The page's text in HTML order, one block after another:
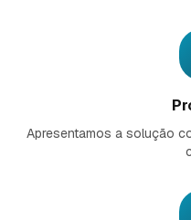
Apresentamos a solução